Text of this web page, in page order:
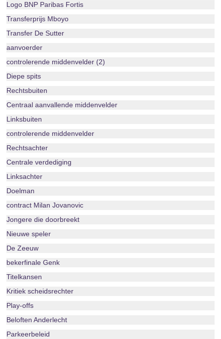
Logo BNP Paribas Fortis
Transferprijs Mboyo
Transfer De Sutter
aanvoerder
controlerende middenvelder (2)
Diepe spits
Rechtsbuiten
Centraal aanvallende middenvelder
Linksbuiten
controlerende middenvelder
Rechtsachter
Centrale verdediging
Linksachter
Doelman
contract Milan Jovanovic
Jongere die doorbreekt
Nieuwe speler
De Zeeuw
bekerfinale Genk
Titelkansen
Kritiek scheidsrechter
Play-offs
Beloften Anderlecht
Parkeerbeleid